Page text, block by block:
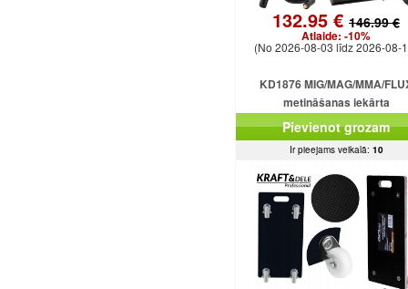
132.95 € 146.99 €
Atlaide: -10%
(No 2026-08-03 līdz 2026-08-
KD1876 MIG/MAG/MMA/
metināšanas iekārta
Pievienot grozam
Ir pieejams veikalā: 10